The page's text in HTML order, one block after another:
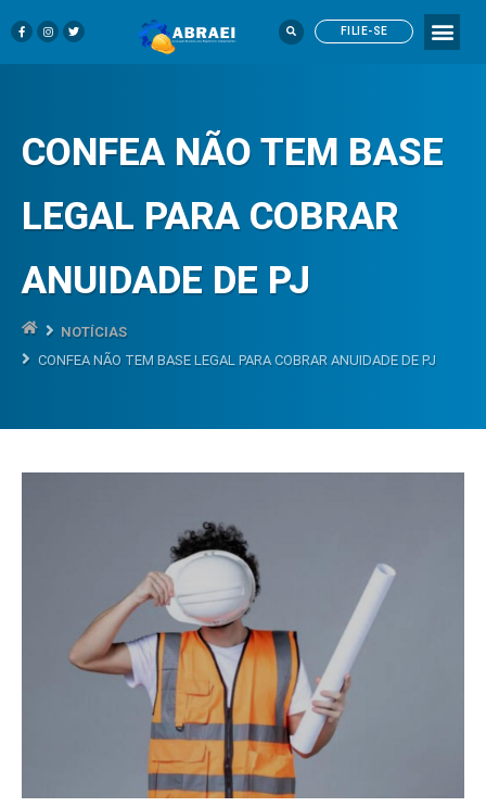
FILIE-SE
CONFEA NÃO TEM BASE
LEGAL PARA COBRAR
ANUIDADE DE PJ
NOTÍCIAS
CONFEA NÃO TEM BASE LEGAL PARA COBRAR ANUIDADE DE PJ